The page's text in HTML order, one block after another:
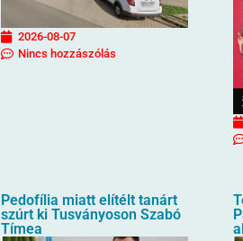
2026-08-07
Nincs hozzászólás
Pedofília miatt elítélt tanárt
szúrt ki Tusványoson Szabó
Tímea